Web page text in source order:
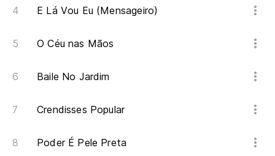
E Lá Vou Eu (Mensageiro)
O Céu nas Mãos
Baile No Jardim
Crendisses Popular
Poder É Pele Preta